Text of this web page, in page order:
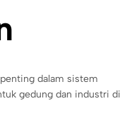
dalam sistem
gedung dan industri di